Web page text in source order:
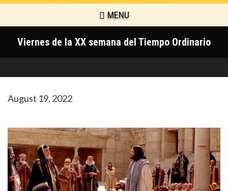
MENU
Viernes de la XX semana del Tiempo Ordinario
August 19, 2022